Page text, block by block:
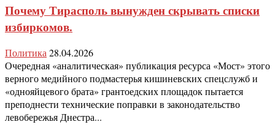
Почему Тирасполь вынужден скрывать списки
избиркомов.
Политика28.04.2026
Очередная «аналитическая» публикация ресурса «Мост» этого
верного медийного подмастерья кишиневских спецслужб и
«однояйцевого брата» грантоедских площадок пытается
преподнести технические поправки в законодательство
левобережья Днестра...